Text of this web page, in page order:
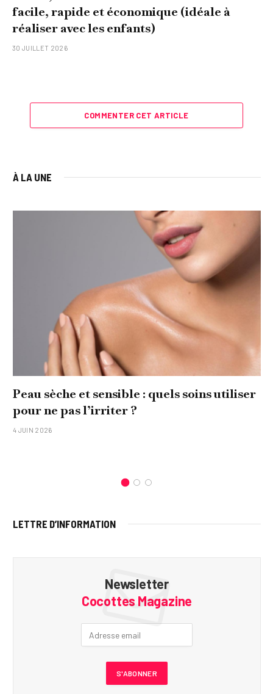
facile, rapide et économique (idéale à
réaliser avec les enfants)
30 JUILLET 2026
COMMENTER CET ARTICLE
À LA UNE
Peau sèche et sensible : quels soins utiliser
pour ne pas l’irriter ?
4 JUIN 2026
LETTRE D’INFORMATION
Newsletter
Cocottes Magazine